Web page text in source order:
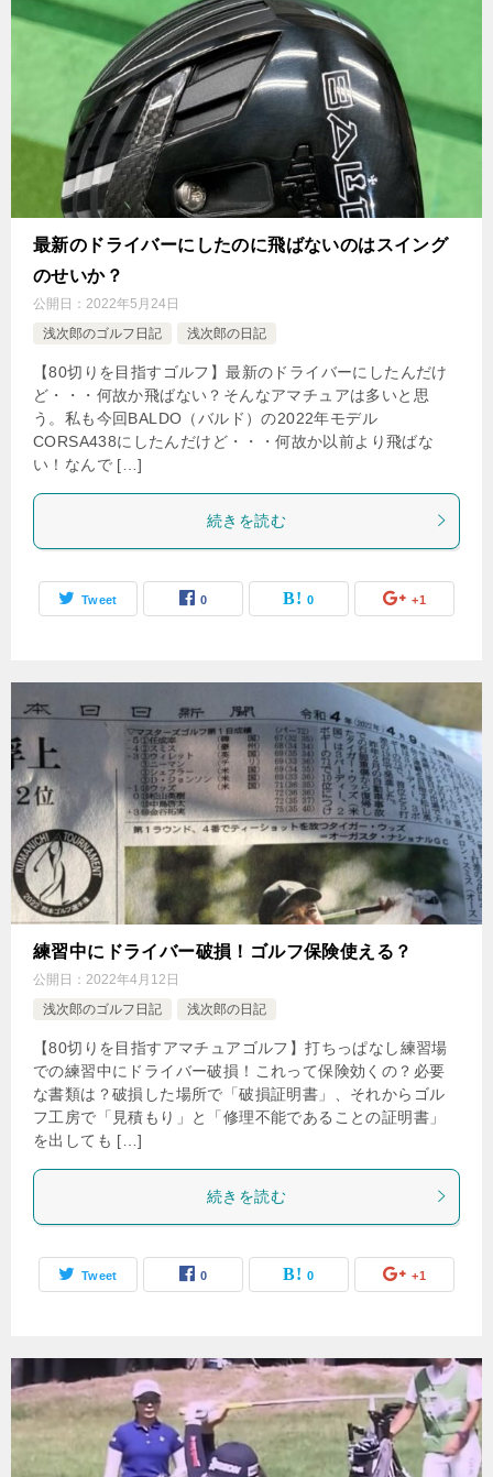
最新のドライバーにしたのに飛ばないのはスイング
のせいか？
公開日： 2022年5月24日
浅次郎のゴルフ日記
浅次郎の日記
【80切りを目指すゴルフ】最新のドライバーにしたんだけ
ど・・・何故か飛ばない？そんなアマチュアは多いと思
う。私も今回BALDO（バルド）の2022年モデル
CORSA438にしたんだけど・・・何故か以前より飛ばな
い！なんで […]
続きを読む
Tweet 0 0 +1
練習中にドライバー破損！ゴルフ保険使える？
公開日： 2022年4月12日
浅次郎のゴルフ日記
浅次郎の日記
【80切りを目指すアマチュアゴルフ】打ちっぱなし練習場
での練習中にドライバー破損！これって保険効くの？必要
な書類は？破損した場所で「破損証明書」、それからゴル
フ工房で「見積もり」と「修理不能であることの証明書」
を出しても […]
続きを読む
Tweet 0 0 +1